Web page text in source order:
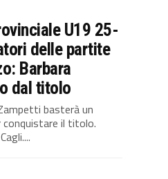
U19 25-
delle partite
Barbara
dal titolo
basterà un
conquistare il titolo.